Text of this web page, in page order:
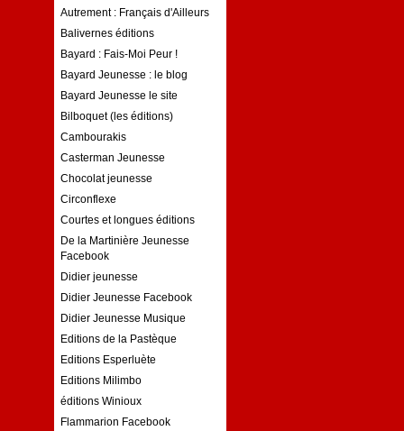
Autrement : Français d'Ailleurs
Balivernes éditions
Bayard : Fais-Moi Peur !
Bayard Jeunesse : le blog
Bayard Jeunesse le site
Bilboquet (les éditions)
Cambourakis
Casterman Jeunesse
Chocolat jeunesse
Circonflexe
Courtes et longues éditions
De la Martinière Jeunesse
Facebook
Didier jeunesse
Didier Jeunesse Facebook
Didier Jeunesse Musique
Editions de la Pastèque
Editions Esperluète
Editions Milimbo
éditions Winioux
Flammarion Facebook